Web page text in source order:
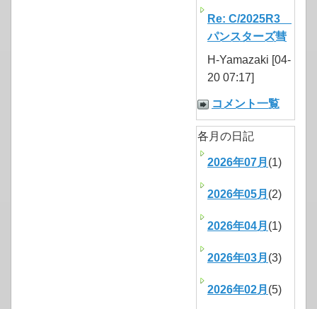
Re: C/2025R3
パンスターズ彗
H-Yamazaki [04-
20 07:17]
コメント一覧
各月の日記
2026年07月 (1)
2026年05月 (2)
2026年04月 (1)
2026年03月 (3)
2026年02月 (5)